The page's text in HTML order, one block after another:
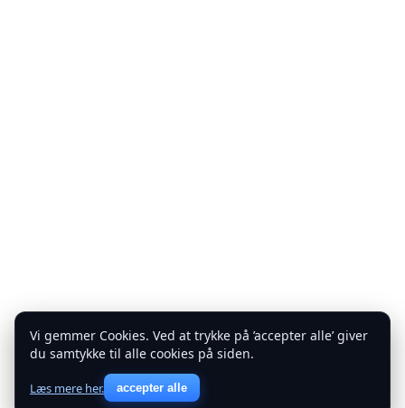
Vi gemmer Cookies. Ved at trykke på ’accepter alle’ giver
du samtykke til alle cookies på siden.
Læs mere her. accepter alle